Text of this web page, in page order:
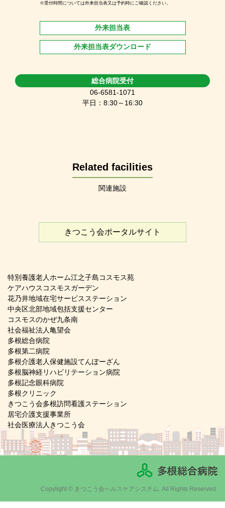
※受付時間については外来担当表又は予約時にご確認ください。
外来担当表
外来担当表ダウンロード
総合病院受付
06-6581-1071
平日：8:30～16:30
Related facilities
関連施設
きつこう会ポータルサイト
特別養護老人ホーム江之子島コスモス苑
ケアハウスコスモスガーデン
花乃井地域在宅サービスステーション
中央区北部地域包括支援センター
コスモスのかぜ九条南
社会福祉法人亀望会
多根総合病院
多根第二病院
多根介護老人保健施設てんぽーざん
多根脳神経リハビリテーション病院
多根記念眼科病院
多根クリニック
きつこう会多根訪問看護ステーション
居宅介護支援事業所
社会医療法人きつこう会
Copylight © きつこう会ヘルスケアシステム. All Rights Reserved.